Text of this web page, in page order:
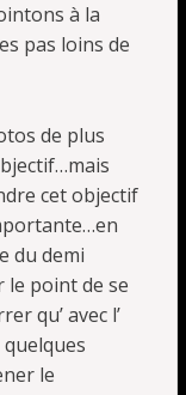
à la
pas loins de
de plus
cet objectif
du demi
le point de se
qu’ avec l’
le